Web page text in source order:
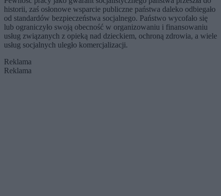
historii, zaś osłonowe wsparcie publiczne państwa daleko odbiegało
od standardów bezpieczeństwa socjalnego. Państwo wycofało się
lub ograniczyło swoją obecność w organizowaniu i finansowaniu
usług związanych z opieką nad dzieckiem, ochroną zdrowia, a wiele
usług socjalnych uległo komercjalizacji.
Reklama
Reklama